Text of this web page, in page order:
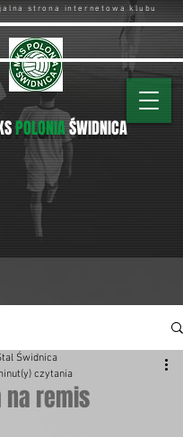
strona internetowa klubu
POLONIAŚWIDNICA
na remis
Świdnica
czytania